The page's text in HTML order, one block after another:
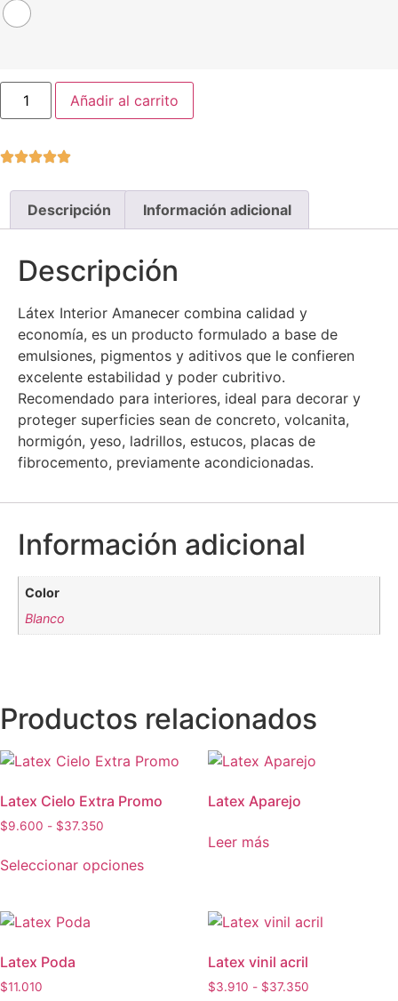
Añadir al carrito
Descripción Información adicional
Descripción
Látex Interior Amanecer combina calidad y
economía, es un producto formulado a base de
emulsiones, pigmentos y aditivos que le confieren
excelente estabilidad y poder cubritivo.
Recomendado para interiores, ideal para decorar y
proteger superficies sean de concreto, volcanita,
hormigón, yeso, ladrillos, estucos, placas de
fibrocemento, previamente acondicionadas.
Información adicional
Color
Blanco
Productos relacionados
Latex Cielo Extra Promo
$9.600 - $37.350
Seleccionar opciones
Latex Aparejo
Leer más
Latex Poda
$11.010
Latex vinil acril
$3.910 - $37.350